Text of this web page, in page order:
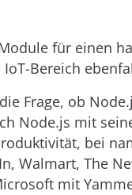
für einen
Bereich
Frage, ob
Node.js mit
bei
Walmart, The
mit